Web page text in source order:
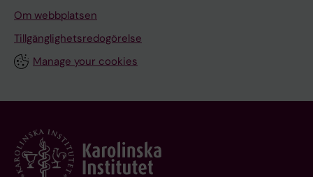
Om webbplatsen
Tillgänglighetsredogörelse
Manage your cookies